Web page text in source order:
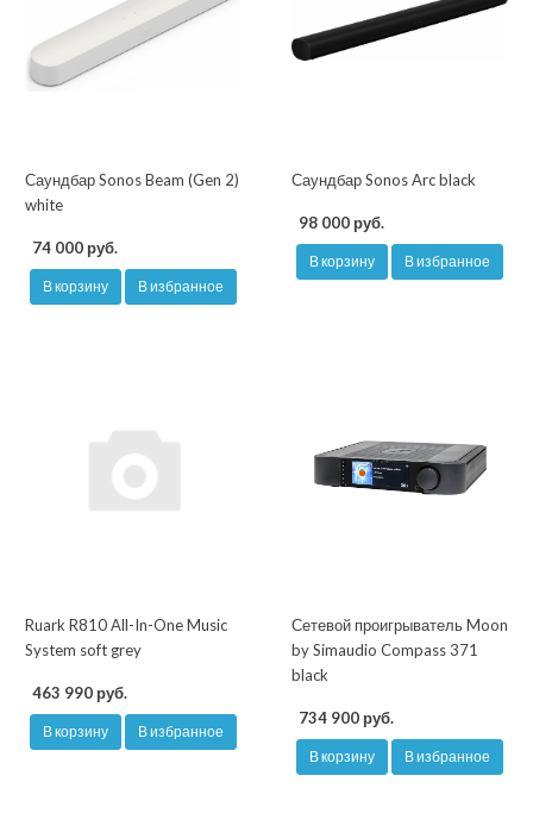
Саундбар Sonos Beam (Gen 2)
white
74 000 руб.
В корзину В избранное
Саундбар Sonos Arc black
98 000 руб.
В корзину В избранное
Ruark R810 All-In-One Music
System soft grey
463 990 руб.
В корзину В избранное
Сетевой проигрыватель Moon
by Simaudio Compass 371
black
734 900 руб.
В корзину В избранное